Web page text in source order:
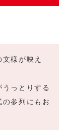
様が映え
っとりする
参列にもお